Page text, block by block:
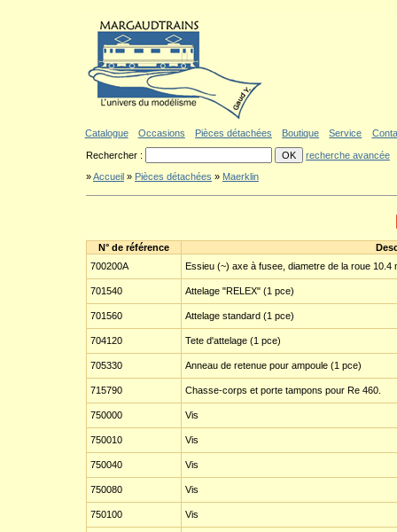
Catalogue Occasions Pièces détachées Boutique Service
Rechercher :
recherche avancée
»Accueil » Pièces détachées » Maerklin
N° de référence
700200A
Essieu (~) axe à fusee, diametre de la roue 10.4
701540 Attelage "RELEX" (1 pce)
701560 Attelage standard (1 pce)
704120 Tete d'attelage (1 pce)
705330 Anneau de retenue pour ampoule (1 pce)
715790 Chasse-corps et porte tampons pour Re 460.
750000 Vis
750010 Vis
750040 Vis
750080 Vis
750100 Vis